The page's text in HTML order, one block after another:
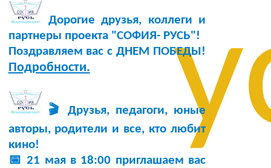
Дорогие друзья, коллеги и
партнеры проекта "СОФИЯ- РУСЬ"!
Поздравляем вас с ДНЕМ ПОБЕДЫ!
Подробности.
🎬 Друзья, педагоги, юные
авторы, родители и все, кто любит
кино!
📅 21 мая в 18:00 приглашаем вас